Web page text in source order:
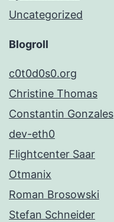
Uncategorized
Blogroll
c0t0d0s0.org
Christine Thomas
Constantin Gonzales
dev-eth0
Flightcenter Saar
Otmanix
Roman Brosowski
Stefan Schneider